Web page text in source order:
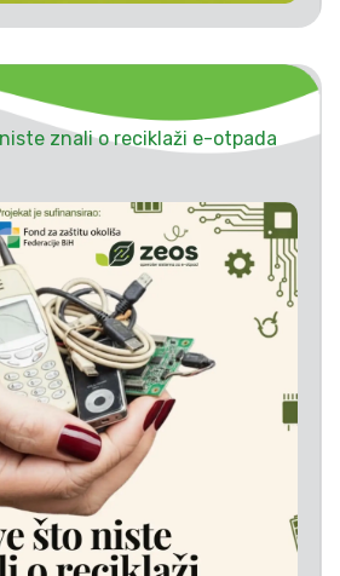
znali o reciklaži e-otpada